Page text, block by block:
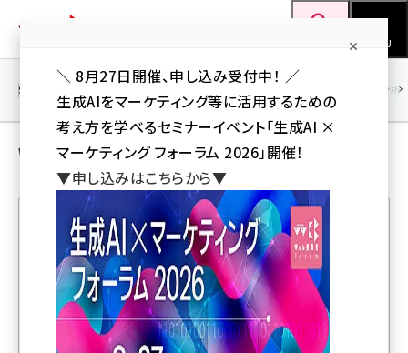
ン
MENU
seo (3524)
ai (2804)
youtube (2431)
note (2312)
セミナー (2306)
SEO アクセス解析／データ分析
Web担当者／仕事 の 記事
人気記事ランキング
顧客に愛される会社の条件や信条をまとめた「カスタ
マーコード」日本語版をHubSpot Japanが公開
＼ 8月27日開催、申し込み受付中！ ／
生成AIをマーケティング等に活用するための
考え方を学べるセミナーイベント「生成AI ×
マーケティング フォーラム 2026」開催！
▼申し込みはこちらから▼